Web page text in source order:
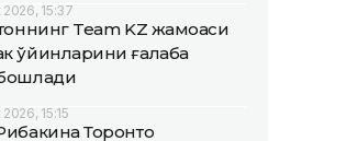
15:37
Team KZ жамоаси
ўйинларини ғалаба
15:15
Торонто